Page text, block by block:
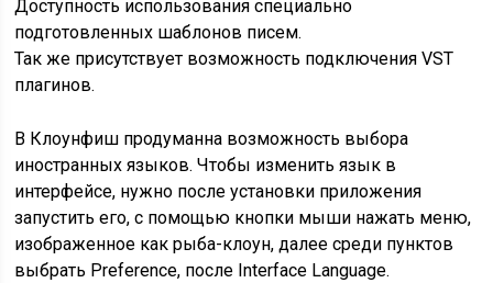
Доступность использования специально
подготовленных шаблонов писем.
Так же присутствует возможность подключения VST
плагинов.
В Клоунфиш продуманна возможность выбора
иностранных языков. Чтобы изменить язык в
интерфейсе, нужно после установки приложения
запустить его, с помощью кнопки мыши нажать меню,
изображенное как рыба-клоун, далее среди пунктов
выбрать Preference, после Interface Language.